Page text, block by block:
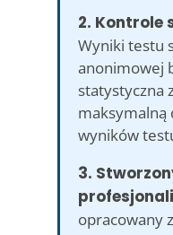
2. Kontrole
Wyniki testu
anonimowej
statystyczna
maksymalną
wyników
3.
opracowany